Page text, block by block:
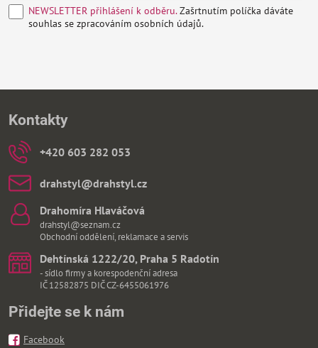
NEWSLETTER přihlášení k odběru.Zašrtnutím políčka dáváte
souhlas se zpracováním osobních údajů.
Kontakty
+420 603 282 053
drahstyl​@drahstyl​.cz
Drahomíra Hlaváčová
drahstyl@seznam.cz
Obchodní oddělení, reklamace a servis
Dehtínská 1222/20, Praha 5 Radotín
- sídlo firmy a korespodenční adresa
IČ 12582875 DIČ CZ-6455061976
Přidejte se k nám
Facebook